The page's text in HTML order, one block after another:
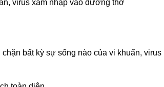
virus xâm nhập vào đường thở
bất kỳ sự sống nào của vi khuẩn,